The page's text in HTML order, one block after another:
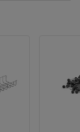
nekoliko
stolica s